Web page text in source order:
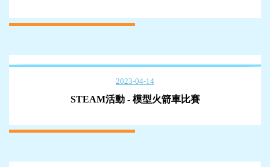
2023-04-14
STEAM活動 - 模型火箭車比賽